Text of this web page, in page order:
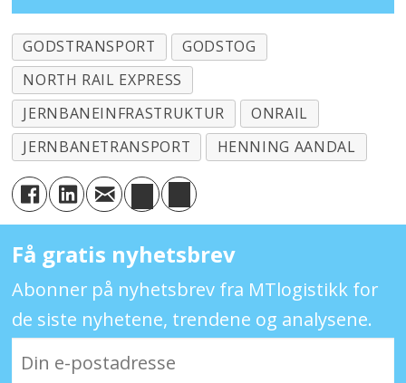
GODSTRANSPORT
GODSTOG
NORTH RAIL EXPRESS
JERNBANEINFRASTRUKTUR
ONRAIL
JERNBANETRANSPORT
HENNING AANDAL
Få gratis nyhetsbrev
Abonner på nyhetsbrev fra MTlogistikk for
de siste nyhetene, trendene og analysene.